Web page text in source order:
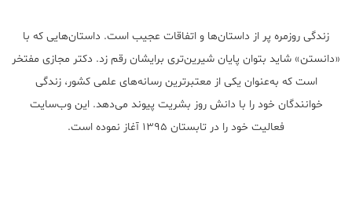
زندگی روزمره پر از داستان‌ها و اتفاقات عجیب است. داستان‌هایی که با
«دانستن» شاید بتوان پایان شیرین‌تری برایشان رقم زد. دکتر مجازی مفتخر
است که به‌عنوان یکی از معتبر‌ترین رسانه‌های علمی کشور، زندگی
خوانندگان خود را با دانش روز بشریت پیوند می‌دهد. این وب‌سایت
فعالیت خود را در تابستان ۱۳۹۵ آغاز نموده است.